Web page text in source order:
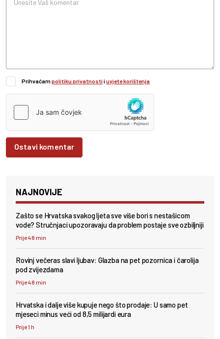
Prihvaćampolitiku privatnostiiuvjete korištenja
Ostavi komentar
NAJNOVIJE
Zašto se Hrvatska svakog ljeta sve više bori s nestašicom
vode? Stručnjaci upozoravaju da problem postaje sve ozbiljniji
Prije 48 min
Rovinj večeras slavi ljubav: Glazba na pet pozornica i čarolija
pod zvijezdama
Prije 48 min
Hrvatska i dalje više kupuje nego što prodaje: U samo pet
mjeseci minus veći od 8,5 milijardi eura
Prije 1 h